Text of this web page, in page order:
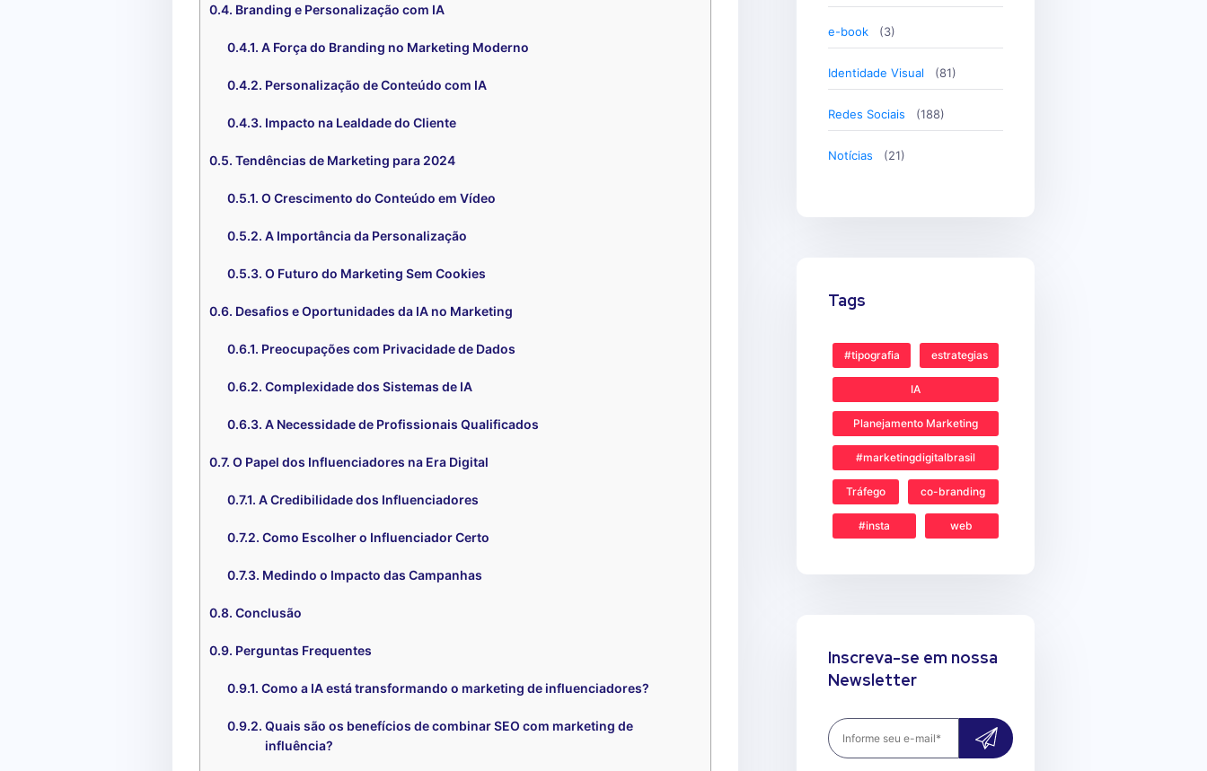
Branding e Personalização com IA
A Força do Branding no Marketing Moderno
Personalização de Conteúdo com IA
Impacto na Lealdade do Cliente
Tendências de Marketing para 2024
O Crescimento do Conteúdo em Vídeo
A Importância da Personalização
O Futuro do Marketing Sem Cookies
Desafios e Oportunidades da IA no Marketing
Preocupações com Privacidade de Dados
Complexidade dos Sistemas de IA
A Necessidade de Profissionais Qualificados
O Papel dos Influenciadores na Era Digital
A Credibilidade dos Influenciadores
Como Escolher o Influenciador Certo
Medindo o Impacto das Campanhas
Conclusão
Perguntas Frequentes
Como a IA está transformando o marketing de influenciadores?
Quais são os benefícios de combinar SEO com marketing de
influência?
e-book (3)
Identidade Visual (81)
Redes Sociais (188)
Notícias (21)
Tags
#tipografia estrategias
IA
Planejamento Marketing
#marketingdigitalbrasil
Tráfego co-branding
#insta web
Inscreva-se em nossa
Newsletter